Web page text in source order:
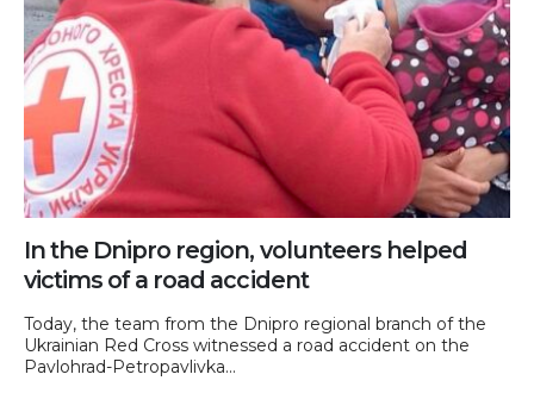
In the Dnipro region, volunteers helped
victims of a road accident
Today, the team from the Dnipro regional branch of the
Ukrainian Red Cross witnessed a road accident on the
Pavlohrad-Petropavlivka...